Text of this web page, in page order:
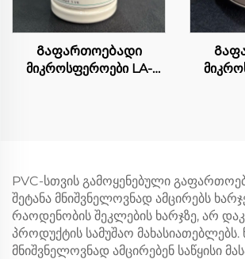
Გაფართოებადი
მიკროსფეროები LA-
PVC-სთვის გამოყენებული
შეტანა მნიშვნელოვნად ამცირებს
რაოდენობის შეკლების ხარჯზე, არ
პროდუქტის სამუშაო
მნიშვნელოვნად ამცირებენ საწყისი